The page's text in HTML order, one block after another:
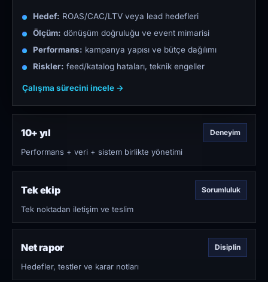
Hedef: ROAS/CAC/LTV veya lead hedefleri
Ölçüm: dönüşüm doğruluğu ve event mimarisi
Performans: kampanya yapısı ve bütçe dağılımı
Riskler: feed/katalog hataları, teknik engeller
Çalışma sürecini incele →
10+ yıl Deneyim
Performans + veri + sistem birlikte yönetimi
Tek ekip Sorumluluk
Tek noktadan iletişim ve teslim
Net rapor Disiplin
Hedefler, testler ve karar notları